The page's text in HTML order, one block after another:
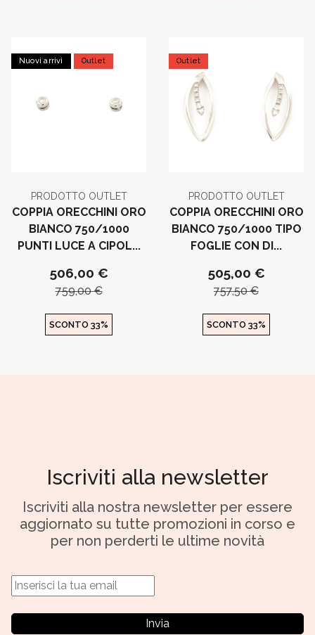
Nuovi arrivi Outlet
PRODOTTO OUTLET
COPPIA ORECCHINI ORO
BIANCO 750/1000
PUNTI LUCE A CIPOL...
506,00 €
759,00 €
SCONTO 33%
Outlet
PRODOTTO OUTLET
COPPIA ORECCHINI ORO
BIANCO 750/1000 TIPO
FOGLIE CON DI...
505,00 €
757,50 €
SCONTO 33%
Iscriviti alla newsletter
Iscriviti alla nostra newsletter per essere
aggiornato su tutte promozioni in corso e
per non perderti le ultime novità
Invia